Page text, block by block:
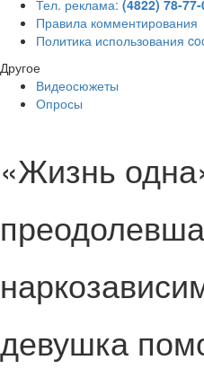
Тел. реклама: (4822) 78-77-
Правила комментирования
Политика использования
Другое
Видеосюжеты
Опросы
«Жизнь
девушка